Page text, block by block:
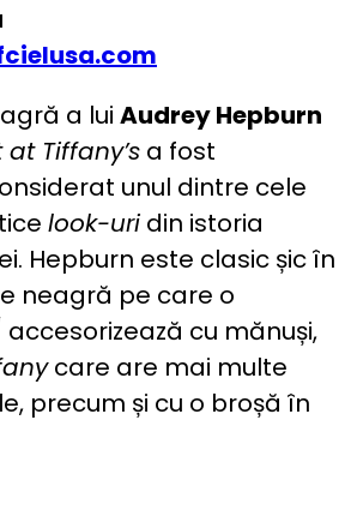
a lui Audrey Hepburn
Tiffany’s a fost
unul dintre cele
look-uri din istoria
Hepburn este clasic șic în
neagră pe care o
cu mănuși,
care are mai multe
precum și cu o broșă în